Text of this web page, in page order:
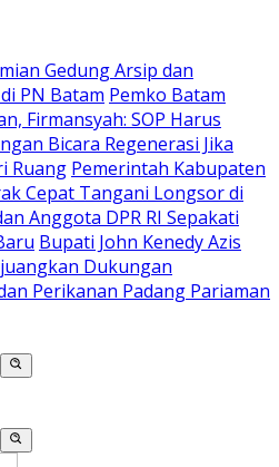
Gedung Arsip dan
PN Batam Pemko Batam
Firmansyah: SOP Harus
Bicara Regenerasi Jika
Ruang Pemerintah Kabupaten
Cepat Tangani Longsor di
Anggota DPR RI Sepakati
Bupati John Kenedy Azis
Dukungan
Perikanan Padang Pariaman